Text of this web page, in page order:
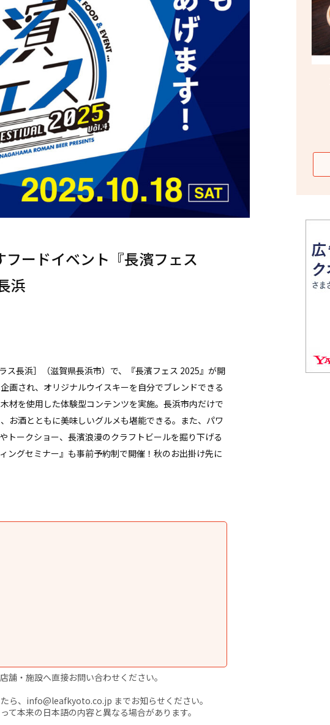
ードイベント『長濱フェス
浜
長浜］（滋賀県長浜市）で、『長濱フェス 2025』が開
画され、オリジナルウイスキーを自分でブレンドできる
材を使用した体験型コンテンツを実施。長浜市内だけで
お酒とともに美味しいグルメも堪能できる。また、パワ
トークショー、長濱浪漫のクラフトビールを掘り下げる
ングセミナー』も事前予約制で開催！秋のお出掛け先に
・施設へ直接お問い合わせください。
ら、info@leafkyoto.co.jp までお知らせください。
本来の日本語の内容と異なる場合があります。